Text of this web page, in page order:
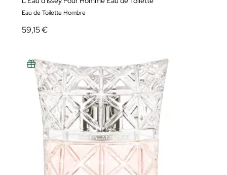
Eau de Toilette Hombre
59,15 €